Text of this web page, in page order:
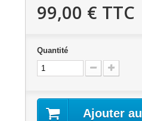
99,00 € TTC
Quantité
Ajouter au